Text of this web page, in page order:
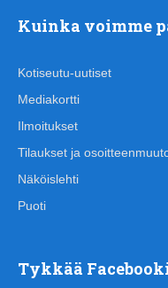
Kuinka voimme
Kotiseutu-uutiset
Mediakortti
Ilmoitukset
Tilaukset ja
Näköislehti
Puoti
Tykkää